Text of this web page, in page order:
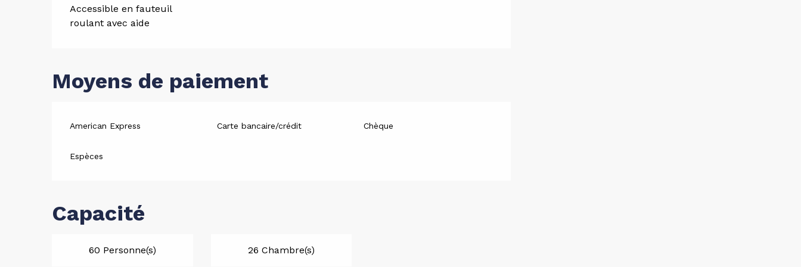
Accessible en fauteuil
roulant avec aide
Moyens de paiement
American Express Carte bancaire/crédit Chèque
Espèces
Capacité
60 Personne(s) 26 Chambre(s)